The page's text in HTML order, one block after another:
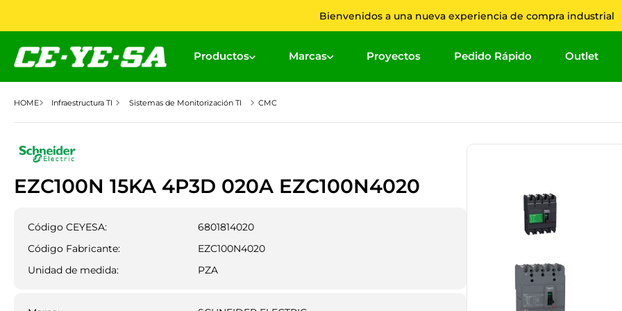
Bienvenidos a una nueva experiencia de compra industrial
Productos Marcas Proyectos Pedido Rápido Outlet
Infraestructura TI Sistemas de Monitorización TI CMC
EZC100N 15KA 4P3D 020A EZC100N4020
Código CEYESA:
6801814020
Código Fabricante:
EZC100N4020
Unidad de medida:
PZA
1.
2.